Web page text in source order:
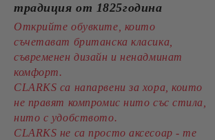
традиция от 1825година
Открийте обувките, които
съчетават британска класика,
съвременен дизайн и ненадминат
комфорт.
CLARKS са напарвени за хора, които
не правят компромис нито със стила,
нито с удобството.
CLARKS не са просто аксесоар - те